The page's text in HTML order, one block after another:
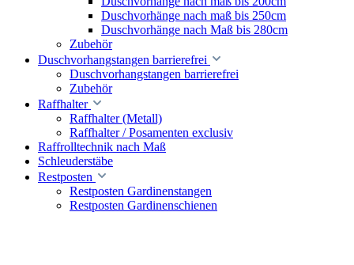
Duschvorhänge nach maß bis 250cm
Duschvorhänge nach Maß bis 280cm
Zubehör
Duschvorhangstangen barrierefrei
Duschvorhangstangen barrierefrei
Zubehör
Raffhalter
Raffhalter (Metall)
Raffhalter / Posamenten exclusiv
Raffrolltechnik nach Maß
Schleuderstäbe
Restposten
Restposten Gardinenstangen
Restposten Gardinenschienen